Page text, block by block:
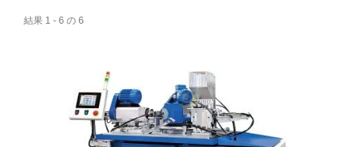
結果 1 - 6 の 6